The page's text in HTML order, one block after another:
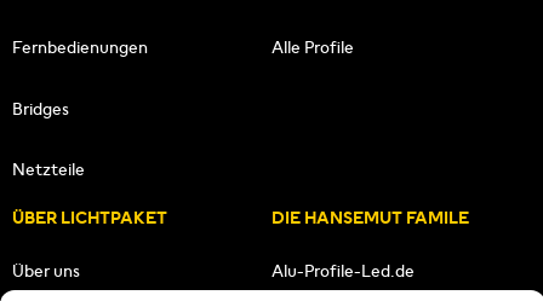
Fernbedienungen
Bridges
Netzteile
Alle Profile
ÜBER LICHTPAKET
Über uns
DIE HANSEMUT FAMILE
Alu-Profile-Led.de